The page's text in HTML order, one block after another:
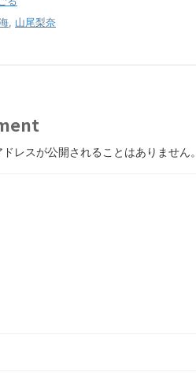
山尾梨奈
ドレスが公開されることはありません。